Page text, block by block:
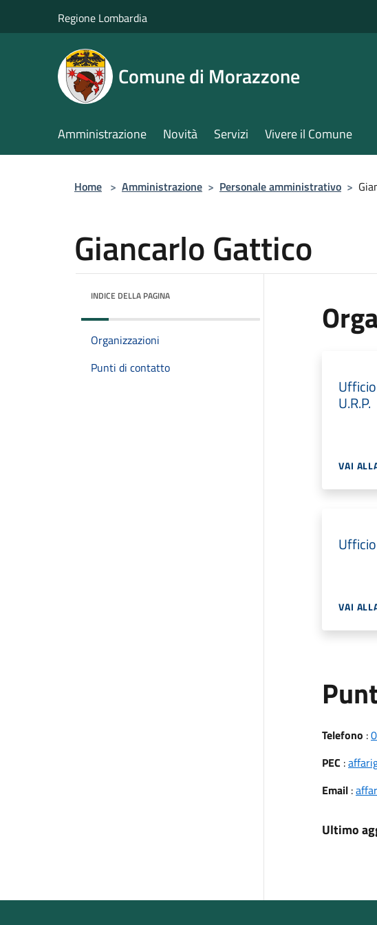
Regione Lombardia
Comune di Morazzone
Amministrazione Novità Servizi Vivere il Comune
Home > Amministrazione > Personale amministrativo >
Giancarlo Gattico
INDICE DELLA PAGINA
Organizzazioni
Punti di contatto
U.R.P.
VAI
VAI
Telefono :
PEC :
Email:
Ultimo